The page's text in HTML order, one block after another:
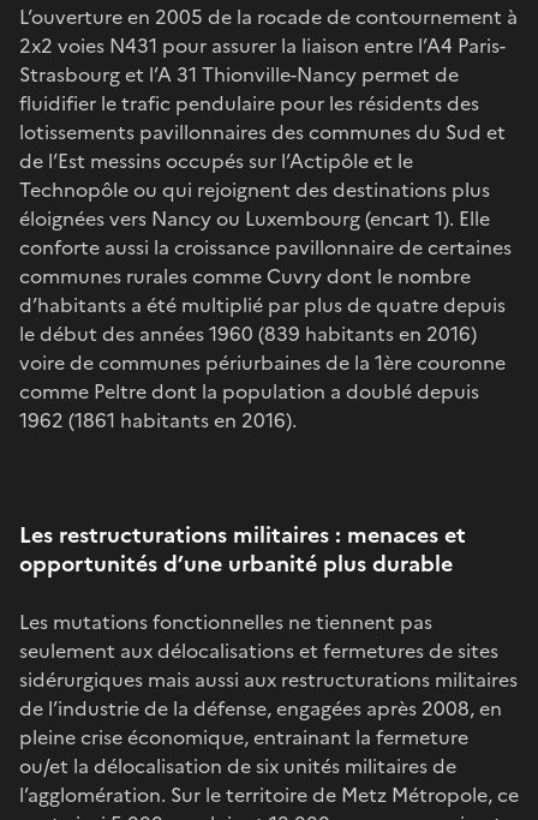
L’ouverture en 2005 de la rocade de contournement à
2x2 voies N431 pour assurer la liaison entre l’A4 Paris-
Strasbourg et l’A 31 Thionville-Nancy permet de
fluidifier le trafic pendulaire pour les résidents des
lotissements pavillonnaires des communes du Sud et
de l’Est messins occupés sur l’Actipôle et le
Technopôle ou qui rejoignent des destinations plus
éloignées vers Nancy ou Luxembourg (encart 1). Elle
conforte aussi la croissance pavillonnaire de certaines
communes rurales comme Cuvry dont le nombre
d’habitants a été multiplié par plus de quatre depuis
le début des années 1960 (839 habitants en 2016)
voire de communes périurbaines de la 1ère couronne
comme Peltre dont la population a doublé depuis
1962 (1861 habitants en 2016).
Les restructurations militaires : menaces et
opportunités d’une urbanité plus durable
Les mutations fonctionnelles ne tiennent pas
seulement aux délocalisations et fermetures de sites
sidérurgiques mais aussi aux restructurations militaires
de l’industrie de la défense, engagées après 2008, en
pleine crise économique, entrainant la fermeture
ou/et la délocalisation de six unités militaires de
l’agglomération. Sur le territoire de Metz Métropole, ce